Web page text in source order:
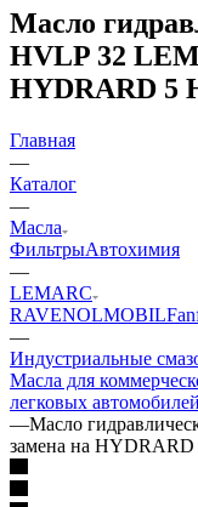
Масло
HVLP 32
HYDRARD 5
Главная
—
Каталог
—
Масла
ФильтрыАвтохимия
—
LEMARC
RAVENOLMOBIL
—
Индустриальные
Масла для
легковых автомобилей
—Масло
замена на